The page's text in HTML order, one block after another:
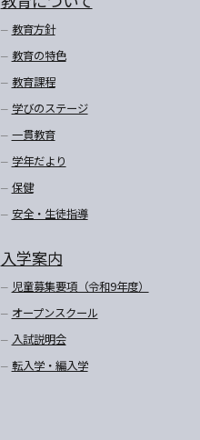
教育方針
教育の特色
教育課程
学びのステージ
一貫教育
学年だより
保健
安全・生徒指導
入学案内
児童募集要項（令和9年度）
オープンスクール
入試説明会
転入学・編入学